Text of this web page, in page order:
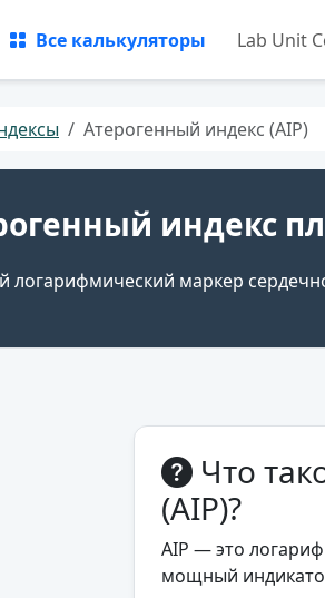
Все калькуляторы Lab Unit
Атерогенный индекс (AIP)
индекс
логарифмический маркер
Что
(AIP)?
AIP — это
мощный